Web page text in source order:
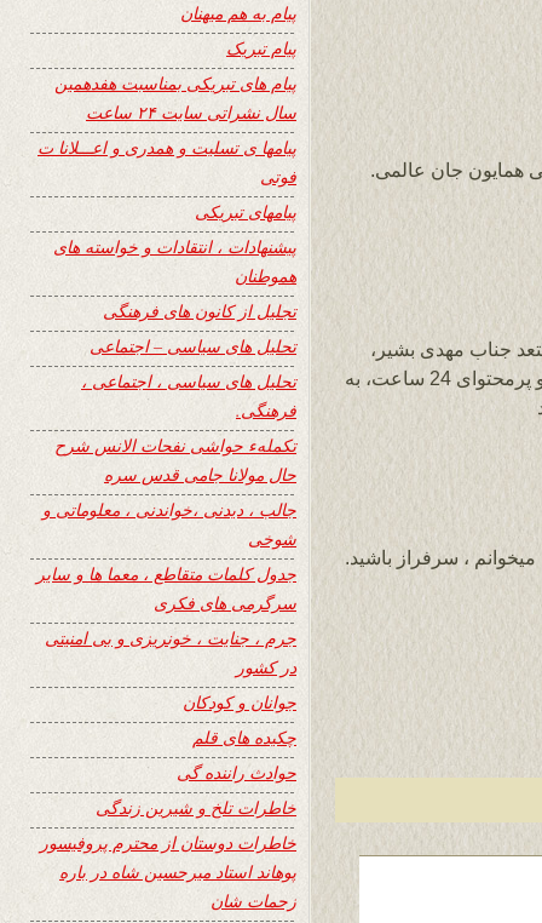
همایون جان عالمی.
جناب مهدی بشیر،
سپاسگزارم از نشر این سروده در سایت زیبا و پرمحتوای 24 ساعت، به
، سرفراز باشید.
پیام به هم میهنان
پیام تبریک
پیام های تبریکی بمناسبت هفدهمین
سال نشراتی سایت ۲۴ ساعت
پیامها ی تسلیت و همدری و اعـــلانا ت
فوتی
پیامهای تبریکی
پیشنهادات ، انتقادات و خواسته های
هموطنان
تجلیل از کانون های فرهنگی
تحلیل های سیاسی – اجتماعی
تحلیل های سیاسی ، اجتماعی ،
فرهنگی.
تکملهء حواشی نفحات الانس شرح
حال مولانا جامی قدس سره
جالب ، دیدنی ،خواندنی ، معلوماتی و
شوخی
جدول کلمات متقاطع ، معما ها و سایر
سرگرمی های فکری
جرم ، جنایت ، خونریزی و بی امنیتی
در کشور
جوانان و کودکان
چکیده های قلم
حوادث راننده گی
خاطرات تلخ و شیرین زندگی
خاطرات دوستان از محترم پروفیسور
پوهاند استاد میرحسین شاه در باره
زحمات شان